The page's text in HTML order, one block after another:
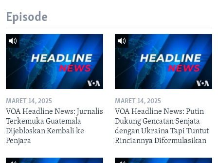
Episode
MARET 14, 2025
VOA Headline News: Jurnalis
Terkemuka Guatemala
Dijebloskan Kembali ke
Penjara
MARET 14, 2025
VOA Headline News: Putin
Dukung Gencatan Senjata
dengan Ukraina Tapi Tuntut
Rinciannya Diformulasikan